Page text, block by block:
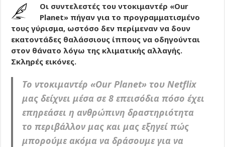
Οι συντελεστές του ντοκιμαντέρ «Our
Planet» πήγαν για το προγραμματισμένο
τους γύρισμα, ωστόσο δεν περίμεναν να δουν
εκατοντάδες θαλάσσιους ίππους να οδηγούνται
στον θάνατο λόγω της κλιματικής αλλαγής.
Σκληρές εικόνες.
Το ντοκιμαντέρ «Our Planet» του Netflix
μας δείχνει μέσα σε 8 επεισόδια πόσο έχει
επηρεάσει η ανθρώπινη δραστηριότητα
το περιβάλλον μας και μας εξηγεί πώς
μπορούμε ακόμα να δράσουμε για να